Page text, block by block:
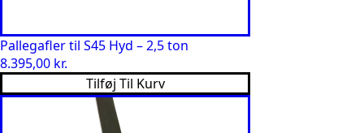
Pallegafler til S45 Hyd – 2,5 ton
8.395,00 kr.
Tilføj Til Kurv